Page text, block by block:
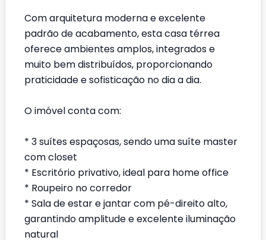
Com arquitetura moderna e excelente
padrão de acabamento, esta casa térrea
oferece ambientes amplos, integrados e
muito bem distribuídos, proporcionando
praticidade e sofisticação no dia a dia.
O imóvel conta com:
* 3 suítes espaçosas, sendo uma suíte master
com closet
* Escritório privativo, ideal para home office
* Roupeiro no corredor
* Sala de estar e jantar com pé-direito alto,
garantindo amplitude e excelente iluminação
natural